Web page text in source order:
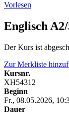
Vorlesen
Englisch
Der Kurs ist
Zur Merkliste
Kursnr.
XH54312
Beginn
Fr., 08.05.2026,
Dauer